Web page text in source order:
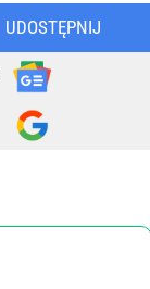
UDOSTĘPNIJ